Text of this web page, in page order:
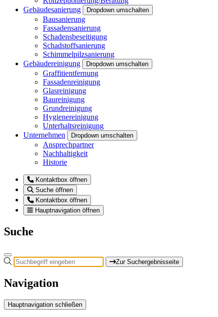
Gebäudesanierung
Dropdown umschalten
Bausanierung
Fassadensanierung
Schadensbeseitigung
Schadstoffsanierung
Schimmelpilzsanierung
Gebäudereinigung
Dropdown umschalten
Graffitientfernung
Fassadenreinigung
Glasreinigung
Baureinigung
Grundreinigung
Hygienereinigung
Unterhaltsreinigung
Unternehmen
Dropdown umschalten
Ansprechpartner
Nachhaltigkeit
Historie
Kontaktbox öffnen
Suche öffnen
Kontaktbox öffnen
Hauptnavigation öffnen
Suche
Zur Suchergebnisseite
Navigation
Hauptnavigation schließen